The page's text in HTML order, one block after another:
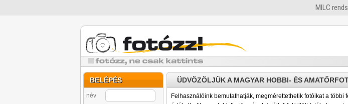
MILC
BELÉPÉS
név
ÜDVÖZÖLJÜK A MAGYAR HOBBI- ÉS
Felhasználóink bemutathatják, megmérettethetik fotóikat a többi